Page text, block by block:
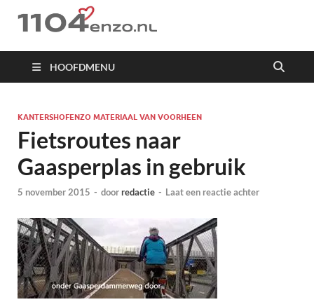
1104 en zo
HOOFDMENU
KANTERSHOFENZO MATERIAAL VAN VOORHEEN
Fietsroutes naar
Gaasperplas in gebruik
5 november 2015 - doorredactie - Laat een reactie achter